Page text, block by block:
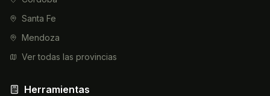
Santa Fe
Mendoza
Ver todas las provincias
Herramientas